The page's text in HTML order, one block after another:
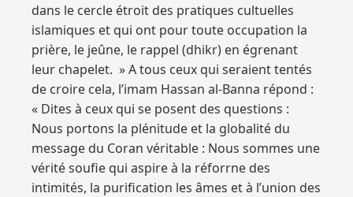
dans le cercle étroit des pratiques cultuelles
islamiques et qui ont pour toute occupation la
prière, le jeûne, le rappel (dhikr) en égrenant
leur chapelet. » A tous ceux qui seraient tentés
de croire cela, l’imam Hassan al-Banna répond :
« Dites à ceux qui se posent des questions :
Nous portons la plénitude et la globalité du
message du Coran véritable : Nous sommes une
vérité soufie qui aspire à la réforrne des
intimités, la purification les âmes et à l’union des